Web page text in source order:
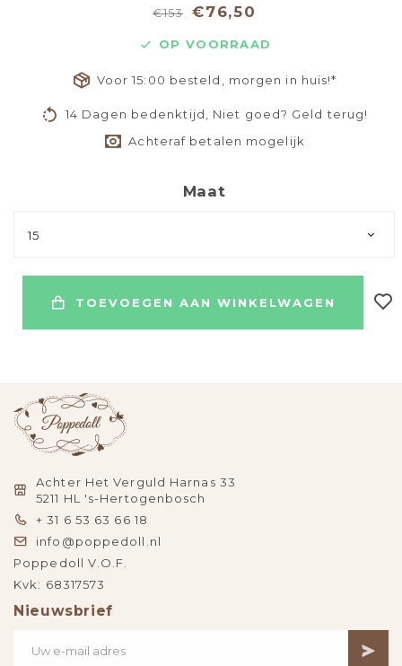
€153 €76,50
OP VOORRAAD
Voor 15:00 besteld, morgen in huis!*
14 Dagen bedenktijd, Niet goed? Geld terug!
Achteraf betalen mogelijk
Maat
15
TOEVOEGEN AAN WINKELWAGEN
Achter Het Verguld Harnas 33
5211 HL 's-Hertogenbosch
+ 31 6 53 63 66 18
info@poppedoll.nl
Poppedoll V.O.F.
Kvk: 68317573
Nieuwsbrief